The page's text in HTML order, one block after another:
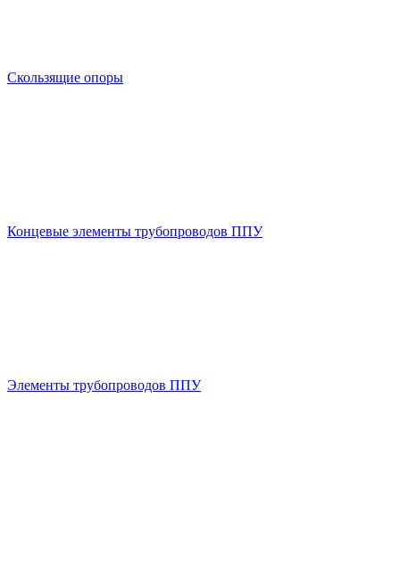
Скользящие опоры
Концевые элементы трубопроводов ППУ
Элементы трубопроводов ППУ